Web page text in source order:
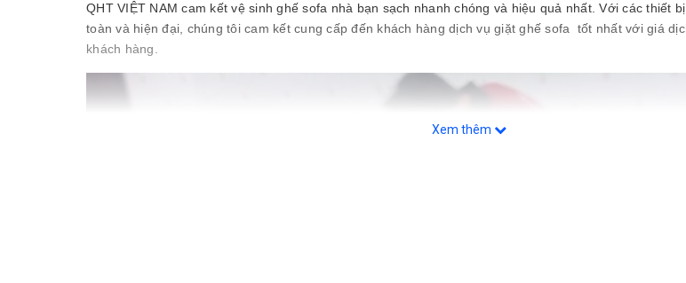
QHT VIỆT NAM cam kết vệ sinh ghế sofa nhà bạn sạch nhanh chóng và hiệu quả nhất. Với các thiết
toàn và hiện đại, chúng tôi cam kết cung cấp đến khách hàng dịch vụ giặt ghế sofa tốt nhất với giá
khách hàng.
Xem thêm